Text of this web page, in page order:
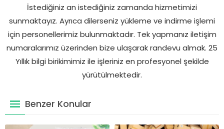
İstediğiniz an istediğiniz zamanda hizmetimizi
sunmaktayız. Ayrıca dilerseniz yükleme ve indirme işlemi
için personellerimiz bulunmaktadır. Tek yapmanız iletişim
numaralarımız üzerinden bize ulaşarak randevu almak. 25
Yıllık bilgi birikimimiz ile işleriniz en profesyonel şekilde
yürütülmektedir.
Benzer Konular